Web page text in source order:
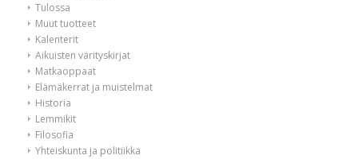
Tulossa
Muut tuotteet
Kalenterit
Aikuisten värityskirjat
Matkaoppaat
Elämäkerrat ja muistelmat
Historia
Lemmikit
Filosofia
Yhteiskunta ja politiikka